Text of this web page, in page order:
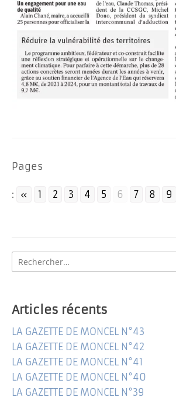
Pages
: « 1 2 3 4 5 6 7 8 9
des
Rechercher
:
Articles récents
LA GAZETTE DE MONCEL N°43
LA GAZETTE DE MONCEL N°42
LA GAZETTE DE MONCEL N°41
LA GAZETTE DE MONCEL N°40
LA GAZETTE DE MONCEL N°39